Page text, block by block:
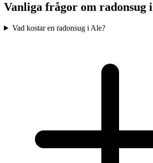
Vanliga frågor om radonsug i
Vad kostar en radonsug i Ale?